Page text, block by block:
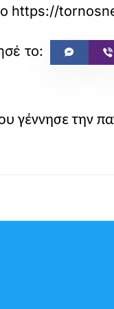
https://
γέννησε την